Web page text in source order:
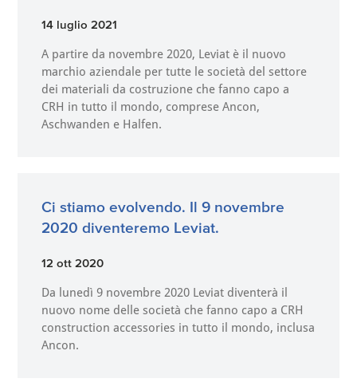
14 luglio 2021
A partire da novembre 2020, Leviat è il nuovo
marchio aziendale per tutte le società del settore
dei materiali da costruzione che fanno capo a
CRH in tutto il mondo, comprese Ancon,
Aschwanden e Halfen.
Ci stiamo evolvendo. Il 9 novembre
2020 diventeremo Leviat.
12 ott 2020
Da lunedì 9 novembre 2020 Leviat diventerà il
nuovo nome delle società che fanno capo a CRH
construction accessories in tutto il mondo, inclusa
Ancon.